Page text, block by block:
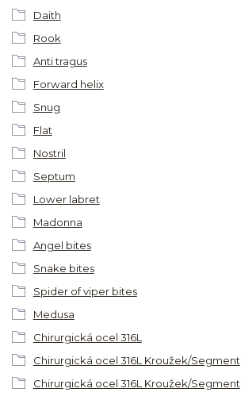
Daith
Rook
Anti tragus
Forward helix
Snug
Flat
Nostril
Septum
Lower labret
Madonna
Angel bites
Snake bites
Spider of viper bites
Medusa
Chirurgická ocel 316L
Chirurgická ocel 316L Kroužek/Segment
Chirurgická ocel 316L Kroužek/Segment